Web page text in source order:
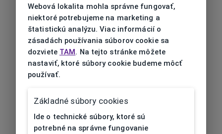
Webová lokalita mohla správne fungovať,
niektoré potrebujeme na marketing a
štatistickú analýzu. Viac informácií o
zásadách používania súborov cookie sa
dozviete TAM. Na tejto stránke môžete
nastaviť, ktoré súbory cookie budeme môcť
používať.
Základné súbory cookies
Ide o technické súbory, ktoré sú
potrebné na správne fungovanie